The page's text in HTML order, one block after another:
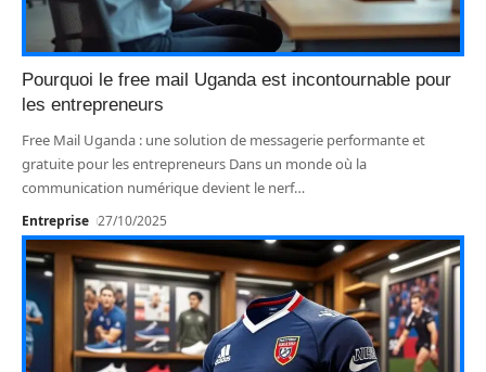
Pourquoi le free mail Uganda est incontournable pour
les entrepreneurs
Free Mail Uganda : une solution de messagerie performante et
gratuite pour les entrepreneurs Dans un monde où la
communication numérique devient le nerf…
Entreprise 27/10/2025